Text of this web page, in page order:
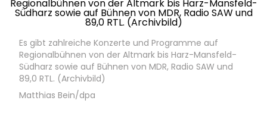
Es gibt zahlreiche Konzerte und Programme auf
Regionalbühnen von der Altmark bis Harz-Mansfeld-
Südharz sowie auf Bühnen von MDR, Radio SAW und
89,0 RTL. (Archivbild)
Matthias Bein/dpa